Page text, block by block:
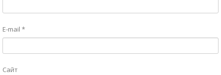
E-mail *
Сайт